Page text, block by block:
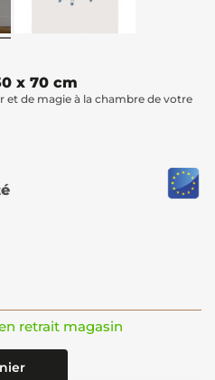
x 70 cm
de magie à la chambre de votre
retrait magasin